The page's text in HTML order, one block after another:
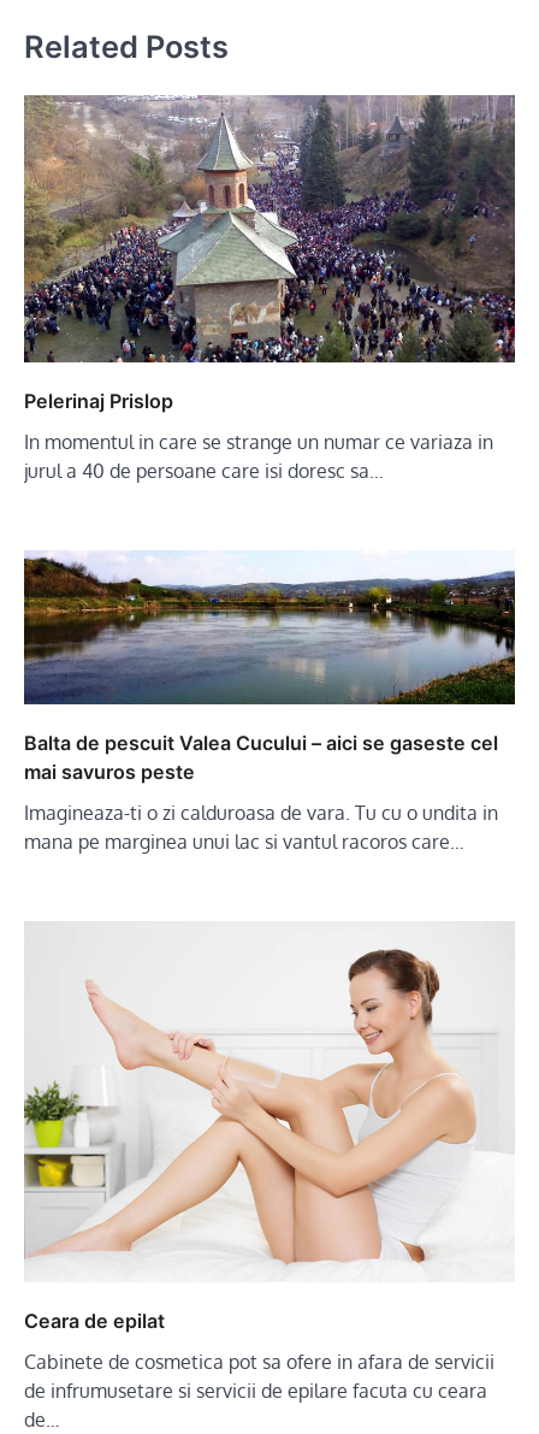
Related Posts
Pelerinaj Prislop
In momentul in care se strange un numar ce variaza in
jurul a 40 de persoane care isi doresc sa…
Balta de pescuit Valea Cucului – aici se gaseste cel
mai savuros peste
Imagineaza-ti o zi calduroasa de vara. Tu cu o undita in
mana pe marginea unui lac si vantul racoros care…
Ceara de epilat
Cabinete de cosmetica pot sa ofere in afara de servicii
de infrumusetare si servicii de epilare facuta cu ceara
de…